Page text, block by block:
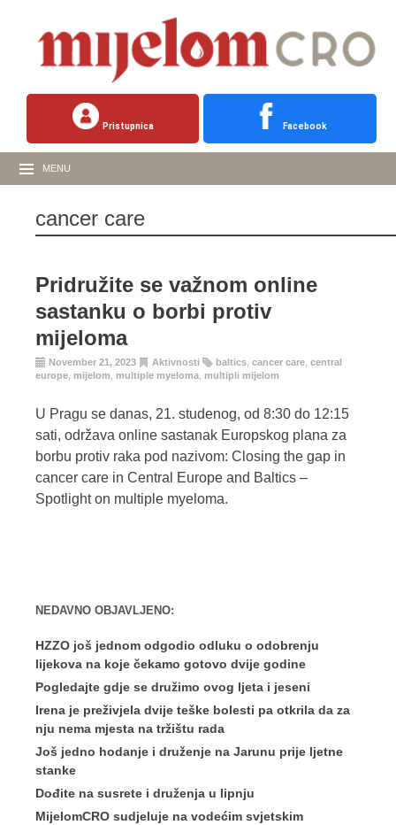
Pristupnica Facebook
MENU
cancer care
Pridružite se važnom online
sastanku o borbi protiv
mijeloma
November 21, 2023 Aktivnosti baltics cancer care central
europe mijelom multiple myeloma multipli mijelom
U Pragu se danas, 21. studenog, od 8:30 do 12:15
sati, održava online sastanak Europskog plana za
borbu protiv raka pod nazivom: Closing the gap in
cancer care in Central Europe and Baltics –
Spotlight on multiple myeloma.
NEDAVNO OBJAVLJENO:
HZZO još jednom odgodio odluku o odobrenju
lijekova na koje čekamo gotovo dvije godine
Pogledajte gdje se družimo ovog ljeta i jeseni
Irena je preživjela dvije teške bolesti pa otkrila da za
nju nema mjesta na tržištu rada
Još jedno hodanje i druženje na Jarunu prije ljetne
stanke
Dođite na susrete i druženja u lipnju
MijelomCRO sudjeluje na vodećim svjetskim